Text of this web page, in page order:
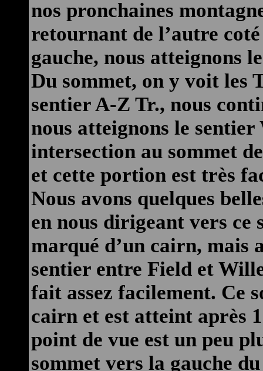
nos pronchaines
retournant de l’autre
gauche, nous atteignons
Du sommet, on y voit les
sentier A-Z Tr., nous
nous atteignons le
intersection au sommet
et cette portion est très
Nous avons quelques
en nous dirigeant vers ce
marqué d’un cairn, mais
sentier entre Field et
fait assez facilement. Ce
cairn et est atteint après
point de vue est un peu
sommet vers la gauche